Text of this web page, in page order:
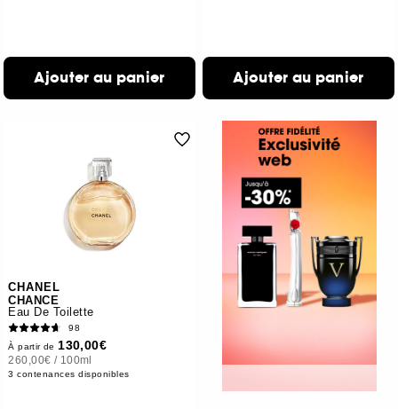
Ajouter au panier Ajouter au panier
CHANEL
CHANCE
Eau De Toilette
98
À partir de 130,00€
260,00€ / 100ml
3 contenances disponibles